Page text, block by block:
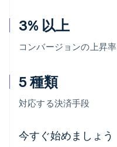
3% 以上
コンバージョンの上昇率
5 種類
対応する決済手段
今すぐ始めましょう
アイルランド
English